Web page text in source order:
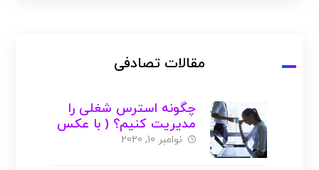
مقالات تصادفی
چگونه استرس شغلی را
مدیریت کنیم؟ ( با عکس
)
نوامبر 10, 2020